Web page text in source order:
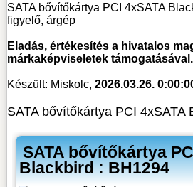
SATA bővítőkártya PCI 4xSATA
figyelő, árgép
Eladás, értékesítés a hivatalos
márkaképviseletek támogatásával.
Készült: Miskolc, 2026.03.26.
SATA bővítőkártya PCI 4xSATA
SATA bővítőkártya
Blackbird : BH1294